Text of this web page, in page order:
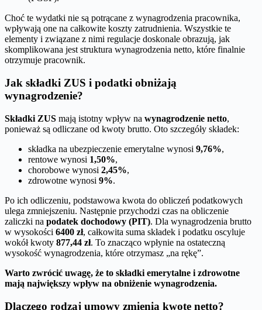
Choć te wydatki nie są potrącane z wynagrodzenia pracownika,
wpływają one na całkowite koszty zatrudnienia. Wszystkie te
elementy i związane z nimi regulacje doskonale obrazują, jak
skomplikowana jest struktura wynagrodzenia netto, które finalnie
otrzymuje pracownik.
Jak składki ZUS i podatki obniżają
wynagrodzenie?
Składki ZUS mają istotny wpływ na wynagrodzenie netto,
ponieważ są odliczane od kwoty brutto. Oto szczegóły składek:
składka na ubezpieczenie emerytalne wynosi 9,76%,
rentowe wynosi 1,50%,
chorobowe wynosi 2,45%,
zdrowotne wynosi 9%.
Po ich odliczeniu, podstawowa kwota do obliczeń podatkowych
ulega zmniejszeniu. Następnie przychodzi czas na obliczenie
zaliczki na podatek dochodowy (PIT). Dla wynagrodzenia brutto
w wysokości 6400 zł, całkowita suma składek i podatku oscyluje
wokół kwoty 877,44 zł. To znacząco wpłynie na ostateczną
wysokość wynagrodzenia, które otrzymasz „na rękę”.
Warto zwrócić uwagę, że to składki emerytalne i zdrowotne
mają największy wpływ na obniżenie wynagrodzenia.
Dlaczego rodzaj umowy zmienia kwotę netto?